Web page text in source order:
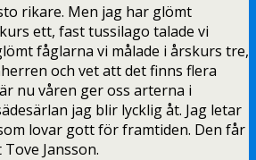
rikare. Men jag har glömt
ett, fast tussilago talade vi
fåglarna vi målade i årskurs tre,
och vet att det finns flera
nu våren ger oss arterna i
jag blir lycklig åt. Jag letar
lovar gott för framtiden. Den får
Jansson.